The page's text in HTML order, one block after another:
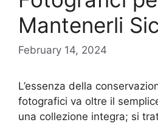
Mantenerli
February 14, 2024
L’essenza della
fotografici va oltre il
una collezione integra; si